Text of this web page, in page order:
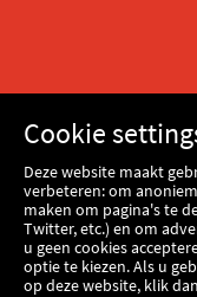
Cookie
Deze website maakt
verbeteren: om
maken om pagina's te
Twitter, etc.) en om
u geen cookies
optie te kiezen. Als u
op deze website, klik